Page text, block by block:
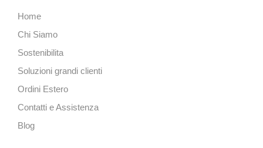
Home
Chi Siamo
Sostenibilita
Soluzioni grandi clienti
Ordini Estero
Contatti e Assistenza
Blog